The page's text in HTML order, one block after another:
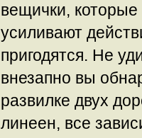
вещички,
усиливают
пригодятся. Не
внезапно вы
развилке двух
линеен, все